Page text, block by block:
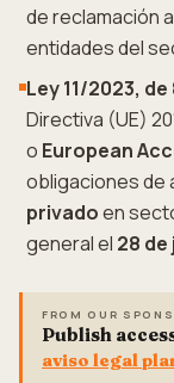
de reclamación
entidades del
Ley 11/2023,
Directiva (UE)
o European
obligaciones de
privadoen
general el 28 de
FROM OUR
Publish
aviso legal